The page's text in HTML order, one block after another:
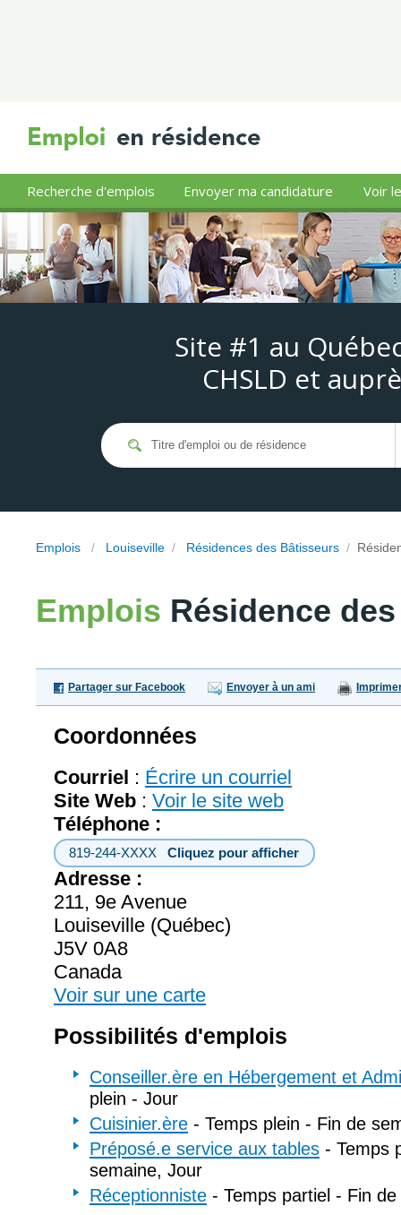
Recherche d'emplois Envoyer ma candidature Voir
Site #1 au
CHSLD et
Emplois / Louiseville / Résidences des Bâtisseurs /
Emplois Résidence
Partager sur Facebook Envoyer à un ami
Coordonnées
Courriel : Écrire un courriel
Site Web : Voir le site web
Téléphone :
819-244-XXXXCliquez pour afficher
Adresse :
211, 9e Avenue
Louiseville (Québec)
J5V 0A8
Canada
Voir sur une carte
Possibilités d'emplois
Conseiller.ère en Hébergement et
plein - Jour
Cuisinier.ère - Temps plein - Fin de
Préposé.e service aux tables - Temps
semaine, Jour
Réceptionniste - Temps partiel - Fin